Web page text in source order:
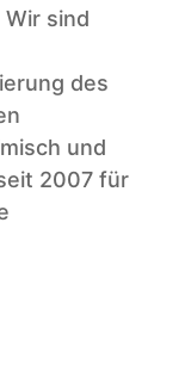
sind
des
und
2007 für